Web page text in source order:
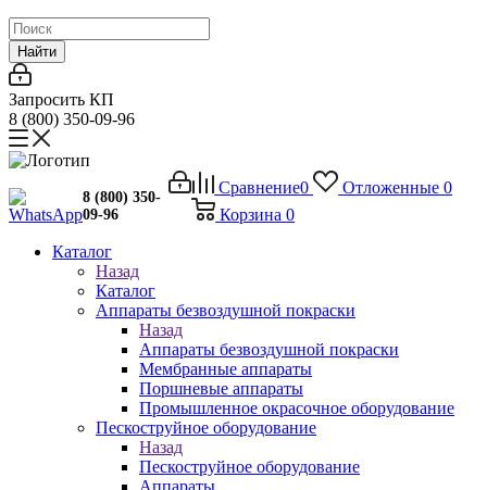
Найти
Запросить КП
8 (800) 350-09-96
Сравнение0 Отложенные 0
Корзина 0
8 (800) 350-
09-96
Каталог
Назад
Каталог
Аппараты безвоздушной покраски
Назад
Аппараты безвоздушной покраски
Мембранные аппараты
Поршневые аппараты
Промышленное окрасочное оборудование
Пескоструйное оборудование
Назад
Пескоструйное оборудование
Аппараты